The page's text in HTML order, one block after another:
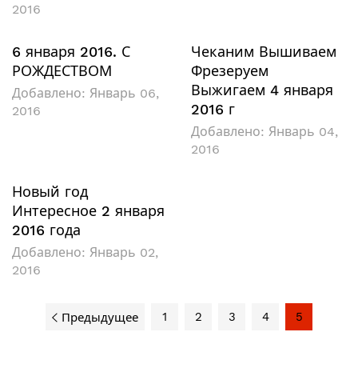
2016
6 января 2016. С
РОЖДЕСТВОМ
Добавлено: Январь 06,
2016
Чеканим Вышиваем
Фрезеруем
Выжигаем 4 января
2016 г
Добавлено: Январь 04,
2016
Новый год
Интересное 2 января
2016 года
Добавлено: Январь 02,
2016
Предыдущее 1 2 3 4 5